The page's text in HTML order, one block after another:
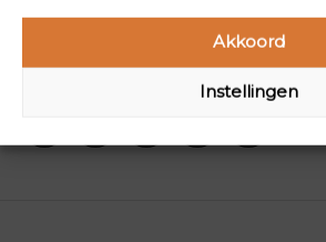
Akkoord
Instellingen
worden en de wereld ontdekken. Het
momenten die ze zullen koesteren.